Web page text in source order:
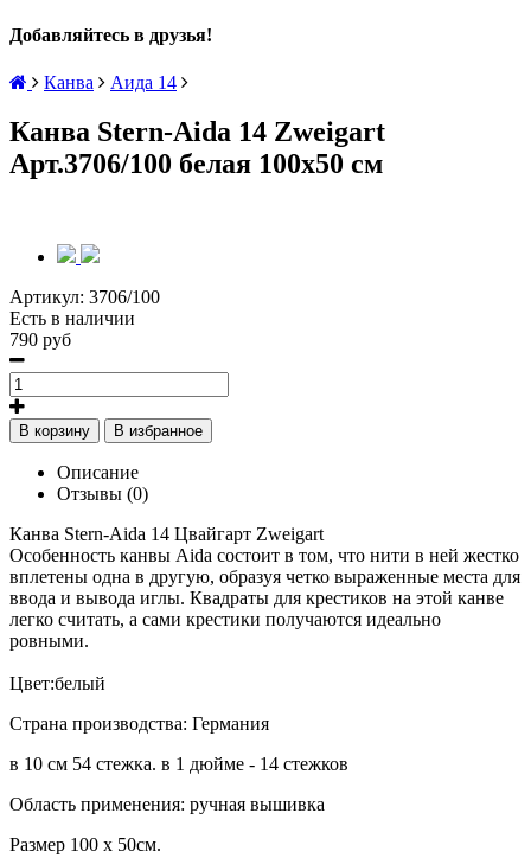
Добавляйтесь в друзья!
Канва Аида 14
Канва Stern-Aida 14 Zweigart
Арт.3706/100 белая 100х50 см
Артикул: 3706/100
Есть в наличии
790 руб
В корзину В избранное
Описание
Отзывы (0)
Канва Stern-Aida 14 Цвайгарт Zweigart
Особенность канвы Aida состоит в том, что нити в ней жестко
вплетены одна в другую, образуя четко выраженные места для
ввода и вывода иглы. Квадраты для крестиков на этой канве
легко считать, а сами крестики получаются идеально
ровными.
Цвет:белый
Страна производства: Германия
в 10 см 54 стежка. в 1 дюйме - 14 стежков
Область применения: ручная вышивка
Размер 100 х 50см.